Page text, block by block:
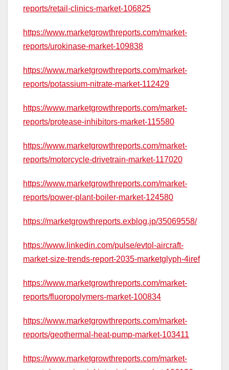
reports/retail-clinics-market-106825
https://www.marketgrowthreports.com/market-
reports/urokinase-market-109838
https://www.marketgrowthreports.com/market-
reports/potassium-nitrate-market-112429
https://www.marketgrowthreports.com/market-
reports/protease-inhibitors-market-115580
https://www.marketgrowthreports.com/market-
reports/motorcycle-drivetrain-market-117020
https://www.marketgrowthreports.com/market-
reports/power-plant-boiler-market-124580
https://marketgrowthreports.exblog.jp/35069558/
https://www.linkedin.com/pulse/evtol-aircraft-
market-size-trends-report-2035-marketglyph-4iref
https://www.marketgrowthreports.com/market-
reports/fluoropolymers-market-100834
https://www.marketgrowthreports.com/market-
reports/geothermal-heat-pump-market-103411
https://www.marketgrowthreports.com/market-